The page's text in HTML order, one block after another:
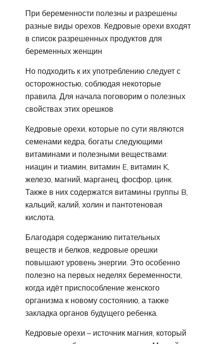
При беременности полезны и разрешены
разные виды орехов. Кедровые орехи входят
в список разрешенных продуктов для
беременных женщин
Но подходить к их употреблению следует с
осторожностью, соблюдая некоторые
правила. Для начала поговорим о полезных
свойствах этих орешков
Кедровые орехи, которые по сути являются
семенами кедра, богаты следующими
витаминами и полезными веществами:
ниацин и тиамин, витамин E, витамин K,
железо, магний, марганец, фосфор, цинк.
Также в них содержатся витамины группы B,
кальций, калий, холин и пантотеновая
кислота.
Благодаря содержанию питательных
веществ и белков, кедровые орешки
повышают уровень энергии. Это особенно
полезно на первых неделях беременности,
когда идёт приспособление женского
организма к новому состоянию, а также
закладка органов будущего ребенка.
Кедровые орехи – источник магния, который